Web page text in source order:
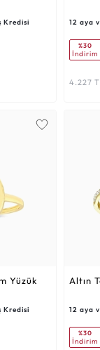
Kredisi 12 aya
%30
İndirim
4.227
Yüzük
Kredisi
Altın
12 aya
%30
İndirim